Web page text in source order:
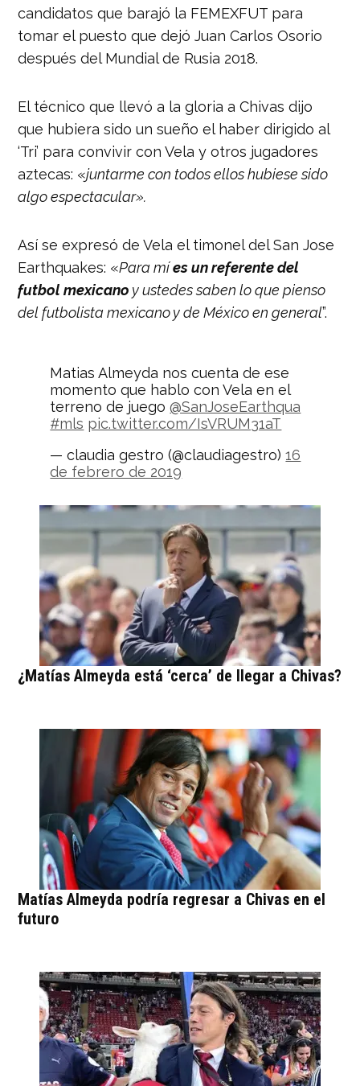
candidatos que barajó la FEMEXFUT para
tomar el puesto que dejó Juan Carlos Osorio
después del Mundial de Rusia 2018.
El técnico que llevó a la gloria a Chivas dijo
que hubiera sido un sueño el haber dirigido al
‘Tri’ para convivir con Vela y otros jugadores
aztecas: «juntarme con todos ellos hubiese sido
algo espectacular».
Así se expresó de Vela el timonel del San Jose
Earthquakes: «Para míes un referente del
futbol mexicano y ustedes saben lo que pienso
del futbolista mexicano y de México en general”.
Matias Almeyda nos cuenta de ese
momento que hablo con Vela en el
terreno de juego@SanJoseEarthqua
#mls pic.twitter.com/IsVRUM31aT
— claudia gestro (@claudiagestro)16
de febrero de 2019
¿Matías Almeyda está ‘cerca’ de llegar a Chivas?
Matías Almeyda podría regresar a Chivas en el
futuro